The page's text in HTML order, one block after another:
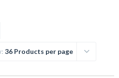
36 Products per page